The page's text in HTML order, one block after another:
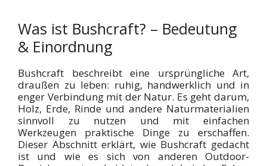
Was ist Bushcraft? – Bedeutung
& Einordnung
Bushcraft beschreibt eine ursprüngliche Art,
draußen zu leben: ruhig, handwerklich und in
enger Verbindung mit der Natur. Es geht darum,
Holz, Erde, Rinde und andere Naturmaterialien
sinnvoll zu nutzen und mit einfachen
Werkzeugen praktische Dinge zu erschaffen.
Dieser Abschnitt erklärt, wie Bushcraft gedacht
ist und wie es sich von anderen Outdoor-